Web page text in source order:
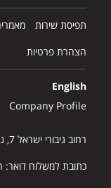
תפיסת שירות
הצהרת פרטיות
English
Company Profile
רחוב גיבורי ישראל 7, נתניה
כתובת למשלוח דואר: